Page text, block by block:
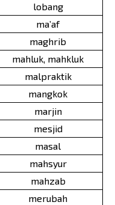
lobang
ma’af
maghrib
mahluk, mahkluk
malpraktik
mangkok
marjin
mesjid
masal
mahsyur
mahzab
merubah